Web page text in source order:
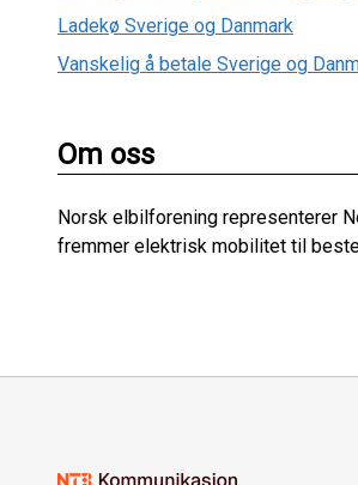
Ladekø Sverige og Danmark
Vanskelig å betale Sverige og
Om oss
Norsk elbilforening representerer
fremmer elektrisk mobilitet til